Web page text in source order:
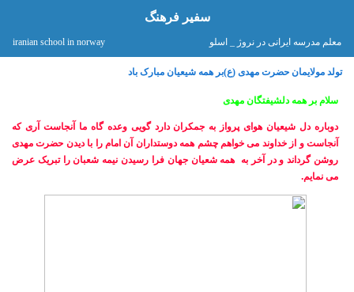
سفیر فرهنگ
معلم مدرسه ایرانی در نروژ _ اسلو iranian school in norway
تولد مولایمان حضرت مهدی (ع)بر همه شیعیان مبارک باد
سلام بر همه دلشیفتگان مهدی
دوباره دل شیعیان هوای پرواز به جمکران دارد گویی وعده گاه ما آنجاست آری که
آنجاست و از خداوند می خواهم چشم همه دوستداران آن امام را با دیدن حضرت مهدی
روشن گرداند و در آخر به همه شعیان جهان فرا رسیدن نیمه شعبان را تبریک عرض
می نمایم.